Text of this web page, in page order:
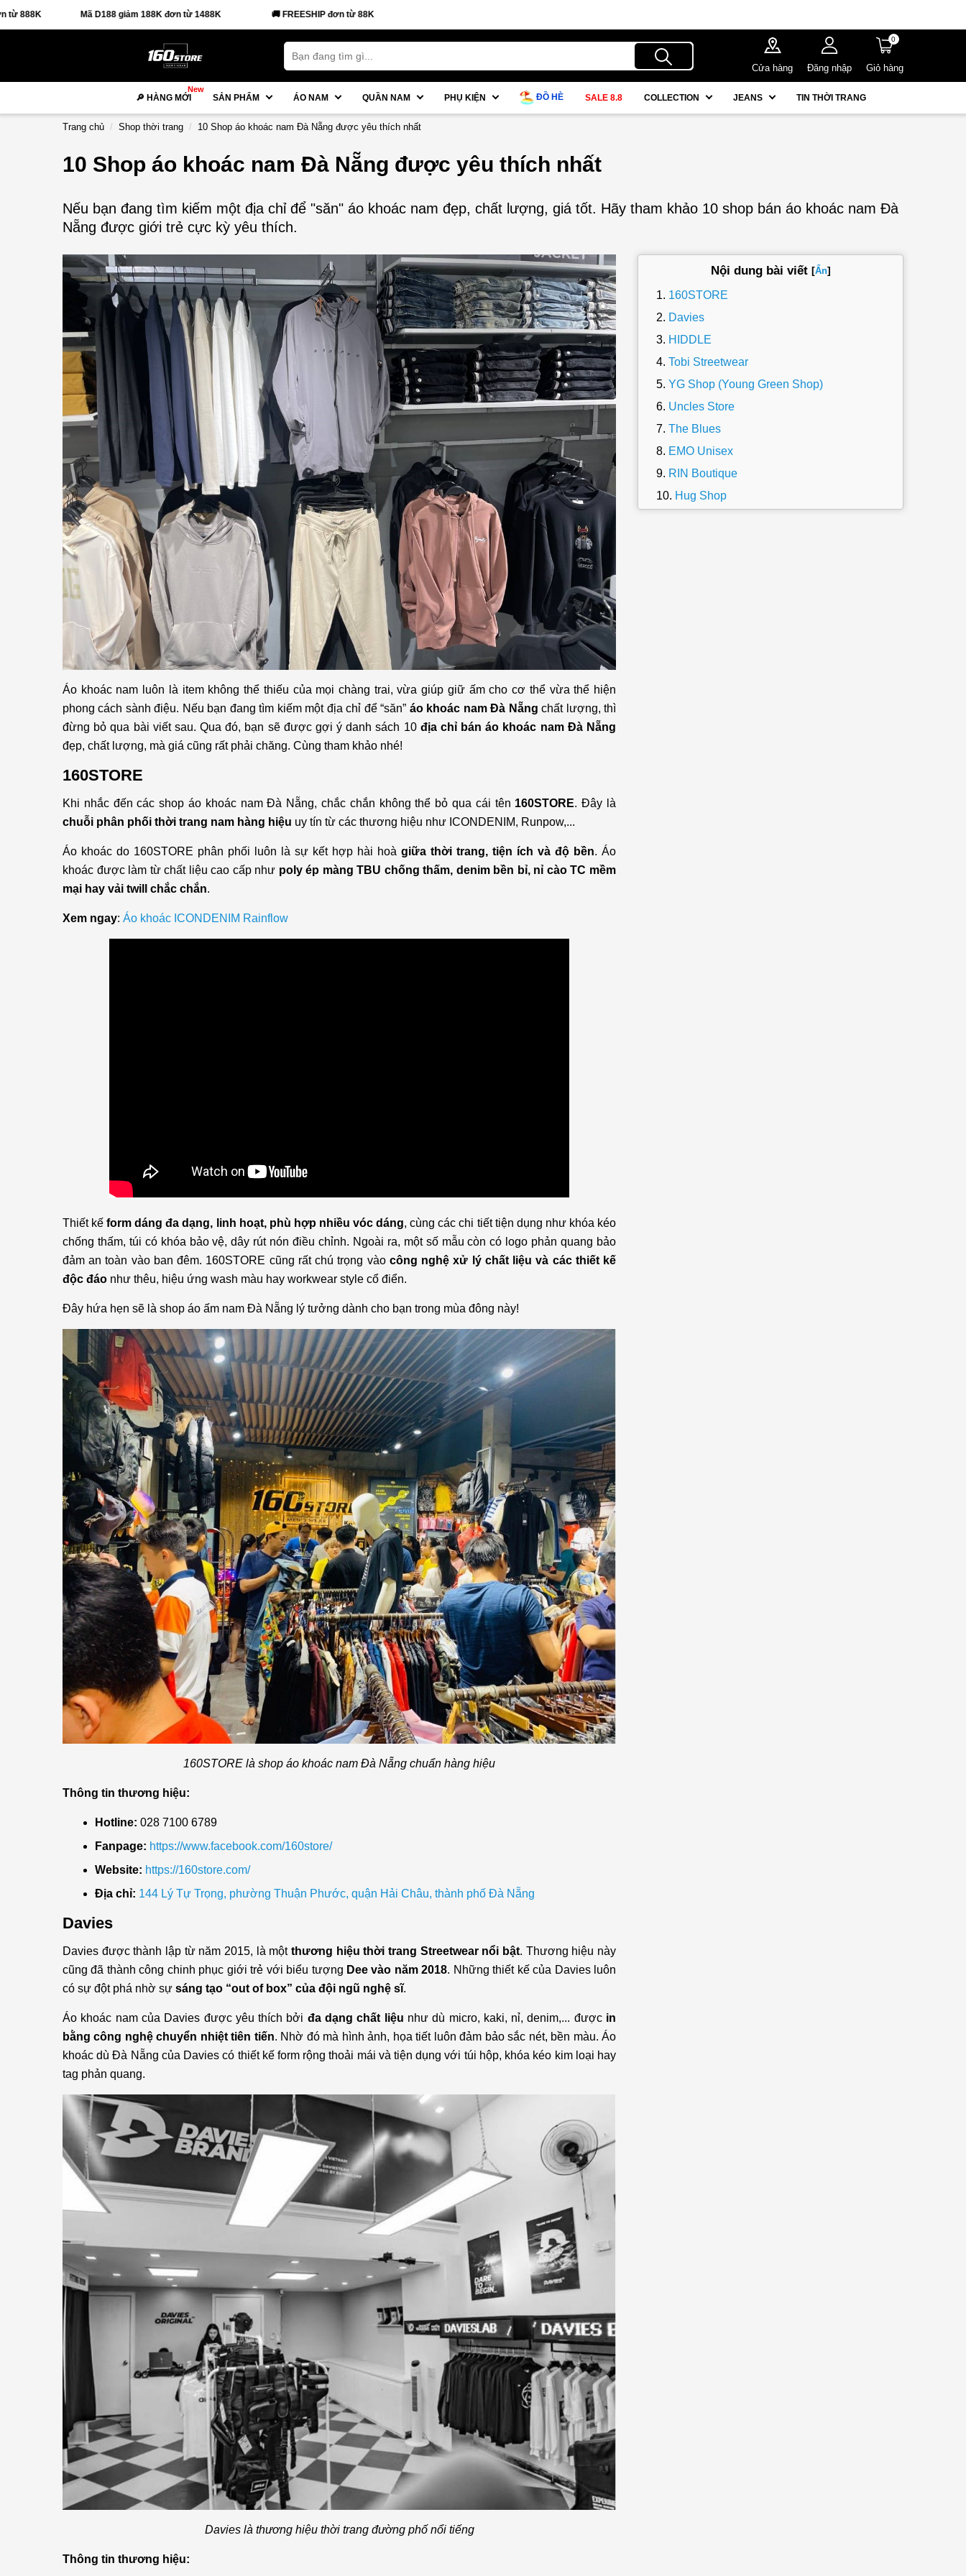
D188 giảm 188K đơn từ 1488K 🚚 FREESHIP đơn từ 88K
Cửa hàng Đăng nhập
0
Giỏ hàng
🔎 HÀNG MỚI
New
SẢN PHẨM ÁO NAM QUẦN NAM PHỤ KIỆN ĐỒ HÈ SALE 8.8 COLLECTION JEANS TIN THỜI TRANG
Trang chủ Shop thời trang 10 Shop áo khoác nam Đà Nẵng được yêu thích nhất
10 Shop áo khoác nam Đà Nẵng được yêu thích nhất
Nếu bạn đang tìm kiếm một địa chỉ để "săn" áo khoác nam đẹp, chất lượng, giá tốt. Hãy tham khảo 10 shop bán áo khoác nam Đà
Nẵng được giới trẻ cực kỳ yêu thích.
Áo khoác nam luôn là item không thể thiếu của mọi chàng trai, vừa giúp giữ ấm cho cơ thể vừa thể hiện
phong cách sành điệu. Nếu bạn đang tìm kiếm một địa chỉ để “săn” áo khoác nam Đà Nẵng chất lượng, thì
đừng bỏ qua bài viết sau. Qua đó, bạn sẽ được gợi ý danh sách 10 địa chỉ bán áo khoác nam Đà Nẵng
đẹp, chất lượng, mà giá cũng rất phải chăng. Cùng tham khảo nhé!
160STORE
Khi nhắc đến các shop áo khoác nam Đà Nẵng, chắc chắn không thể bỏ qua cái tên 160STORE. Đây là
chuỗi phân phối thời trang nam hàng hiệu uy tín từ các thương hiệu như ICONDENIM, Runpow,...
Áo khoác do 160STORE phân phối luôn là sự kết hợp hài hoà giữa thời trang, tiện ích và độ bền. Áo
khoác được làm từ chất liệu cao cấp như poly ép màng TBU chống thấm, denim bền bỉ, nỉ cào TC mềm
mại hay vải twill chắc chắn.
Xem ngay: Áo khoác ICONDENIM Rainflow
Thiết kếform dáng đa dạng, linh hoạt, phù hợp nhiều vóc dáng, cùng các chi tiết tiện dụng như khóa kéo
chống thấm, túi có khóa bảo vệ, dây rút nón điều chỉnh. Ngoài ra, một số mẫu còn có logo phản quang bảo
đảm an toàn vào ban đêm. 160STORE cũng rất chú trọng vào công nghệ xử lý chất liệu và các thiết kế
độc đáo như thêu, hiệu ứng wash màu hay workwear style cổ điển.
Đây hứa hẹn sẽ là shop áo ấm nam Đà Nẵng lý tưởng dành cho bạn trong mùa đông này!
160STORE là shop áo khoác nam Đà Nẵng chuẩn hàng hiệu
Thông tin thương hiệu:
Hotline: 028 7100 6789
Fanpage: https://www.facebook.com/160store/
Website: https://160store.com/
Địa chỉ: 144 Lý Tự Trọng, phường Thuận Phước, quận Hải Châu, thành phố Đà Nẵng
Davies
Davies được thành lập từ năm 2015, là một thương hiệu thời trang Streetwear nổi bật. Thương hiệu này
cũng đã thành công chinh phục giới trẻ với biểu tượng Dee vào năm 2018. Những thiết kế của Davies luôn
có sự đột phá nhờ sự sáng tạo “out of box” của đội ngũ nghệ sĩ.
Áo khoác nam của Davies được yêu thích bởi đa dạng chất liệu như dù micro, kaki, nỉ, denim,... được in
bằng công nghệ chuyển nhiệt tiên tiến. Nhờ đó mà hình ảnh, họa tiết luôn đảm bảo sắc nét, bền màu. Áo
khoác dù Đà Nẵng của Davies có thiết kế form rộng thoải mái và tiện dụng với túi hộp, khóa kéo kim loại hay
tag phản quang.
Davies là thương hiệu thời trang đường phố nổi tiếng
Thông tin thương hiệu:
Nội dung bài viết [Ẩn]
160STORE
Davies
HIDDLE
Tobi Streetwear
YG Shop (Young Green Shop)
Uncles Store
The Blues
EMO Unisex
RIN Boutique
Hug Shop